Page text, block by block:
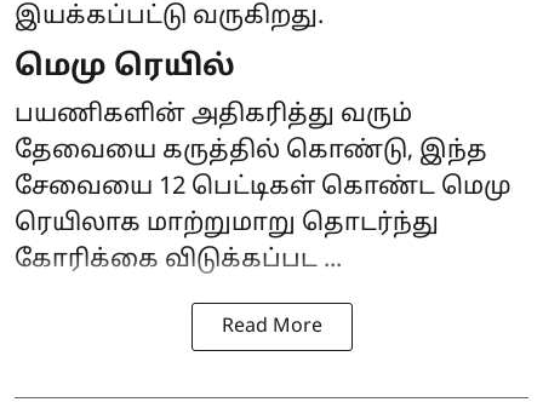
இயக்கப்பட்டு வருகிறது.
மெமு ரெயில்
பயணிகளின் அதிகரித்து வரும்
தேவையை கருத்தில் கொண்டு, இந்த
சேவையை 12 பெட்டிகள் கொண்ட மெமு
ரெயிலாக மாற்றுமாறு தொடர்ந்து
கோரிக்கை விடுக்கப்பட ...
Read More